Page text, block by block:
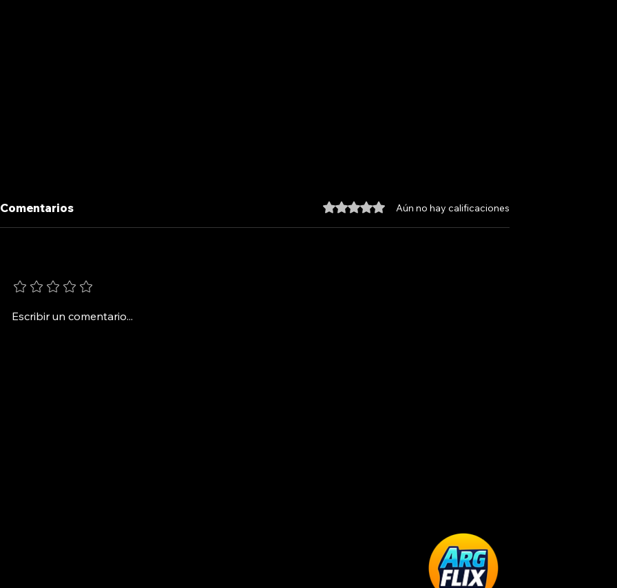
EL DESAFÍO A LA MUERTE
ON/OFF
Comentarios Obtuvo 0 de 5 estrellas.Aún no hay calificaciones
Escribir un comentario...